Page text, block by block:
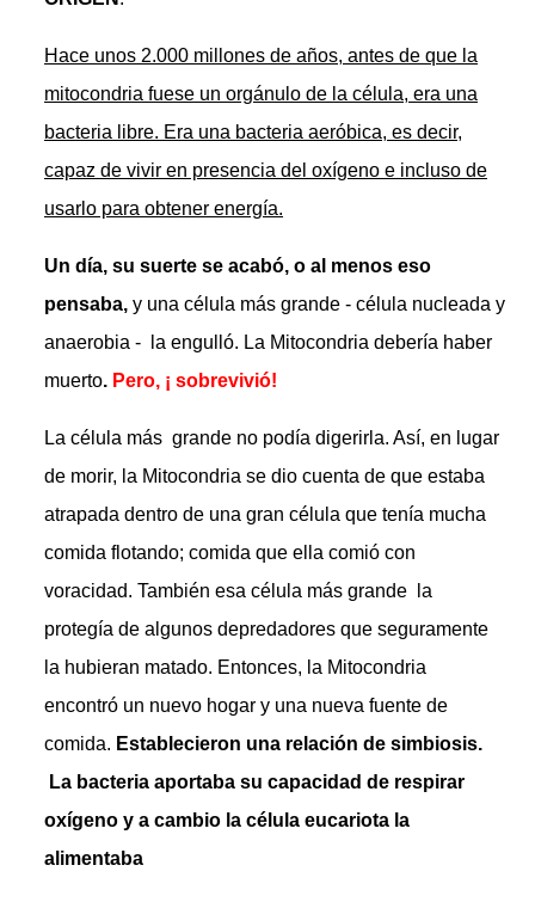
Hace unos 2.000 millones de años, antes de que la
mitocondria fuese un orgánulo de la célula, era una
bacteria libre. Era una bacteria aeróbica, es decir,
capaz de vivir en presencia del oxígeno e incluso de
usarlo para obtener energía.
Un día, su suerte se acabó, o al menos eso
pensaba, y una célula más grande - célula nucleada y
anaerobia - la engulló. La Mitocondria debería haber
muerto. Pero, ¡ sobrevivió!
La célula más grande no podía digerirla. Así, en lugar
de morir, la Mitocondria se dio cuenta de que estaba
atrapada dentro de una gran célula que tenía mucha
comida flotando; comida que ella comió con
voracidad. También esa célula más grande la
protegía de algunos depredadores que seguramente
la hubieran matado. Entonces, la Mitocondria
encontró un nuevo hogar y una nueva fuente de
comida. Establecieron una relación de simbiosis.
La bacteria aportaba su capacidad de respirar
oxígeno y a cambio la célula eucariota la
alimentaba